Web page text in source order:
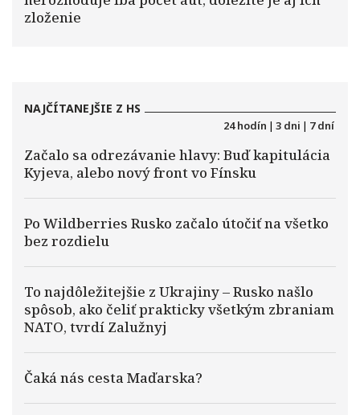
zloženie
NAJČÍTANEJŠIE Z HS
24 hodín | 3 dni | 7 dní
Začalo sa odrezávanie hlavy: Buď kapitulácia
Kyjeva, alebo nový front vo Fínsku
Po Wildberries Rusko začalo útočiť na všetko
bez rozdielu
To najdôležitejšie z Ukrajiny – Rusko našlo
spôsob, ako čeliť prakticky všetkým zbraniam
NATO, tvrdí Zalužnyj
Čaká nás cesta Maďarska?